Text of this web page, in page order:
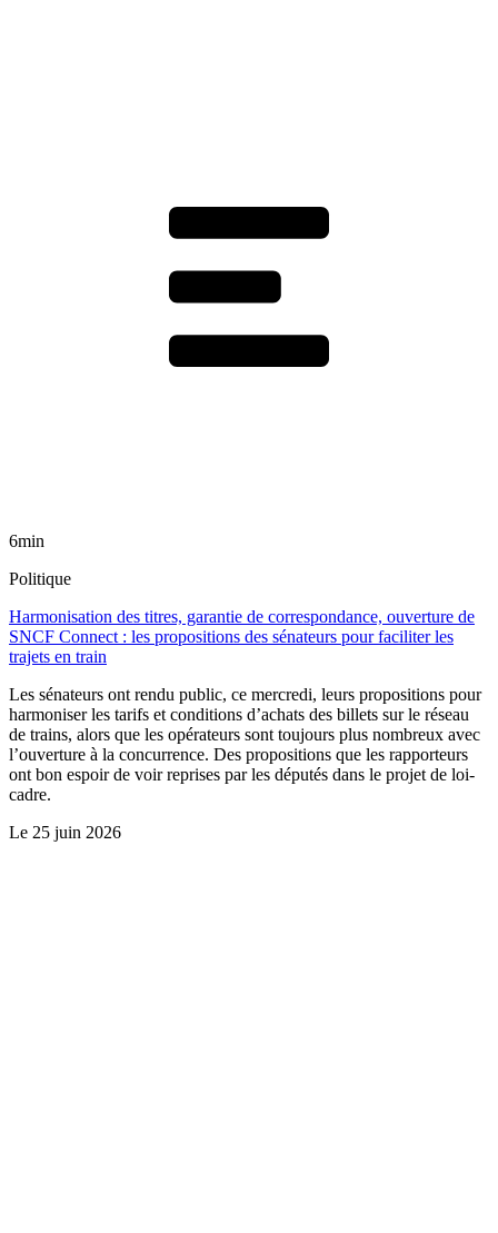
6min
Politique
Harmonisation des titres, garantie de correspondance, ouverture de
SNCF Connect : les propositions des sénateurs pour faciliter les
trajets en train
Les sénateurs ont rendu public, ce mercredi, leurs propositions pour
harmoniser les tarifs et conditions d’achats des billets sur le réseau
de trains, alors que les opérateurs sont toujours plus nombreux avec
l’ouverture à la concurrence. Des propositions que les rapporteurs
ont bon espoir de voir reprises par les députés dans le projet de loi-
cadre.
Le 25 juin 2026